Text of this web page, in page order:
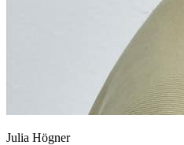
Julia Högner